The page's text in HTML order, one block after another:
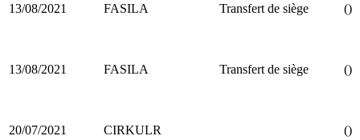
13/08/2021 FASILA Transfert de siège ()
13/08/2021 FASILA Transfert de siège ()
20/07/2021 CIRKULR ()